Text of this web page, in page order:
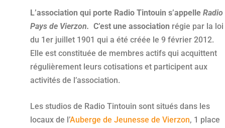
L’association qui porte Radio Tintouin s’appelle Radio
Pays de Vierzon. C’est une association régie par la loi
du 1er juillet 1901 qui a été créée le 9 février 2012.
Elle est constituée de membres actifs qui acquittent
régulièrement leurs cotisations et participent aux
activités de l’association.
Les studios de Radio Tintouin sont situés dans les
locaux de l’Auberge de Jeunesse de Vierzon, 1 place